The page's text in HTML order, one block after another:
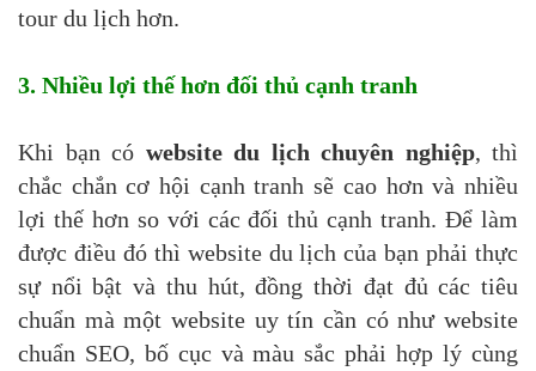
tour du lịch hơn.
3. Nhiều lợi thế hơn đối thủ cạnh tranh
Khi bạn có website du lịch chuyên nghiệp, thì
chắc chắn cơ hội cạnh tranh sẽ cao hơn và nhiều
lợi thế hơn so với các đối thủ cạnh tranh. Để làm
được điều đó thì website du lịch của bạn phải thực
sự nổi bật và thu hút, đồng thời đạt đủ các tiêu
chuẩn mà một website uy tín cần có như website
chuẩn SEO, bố cục và màu sắc phải hợp lý cùng